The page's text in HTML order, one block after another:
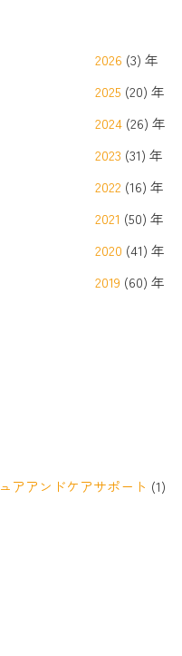
2026 (3) 年
2025 (20) 年
2024 (26) 年
2023 (31) 年
2022 (16) 年
2021 (50) 年
2020 (41) 年
2019 (60) 年
アアンドケアサポート (1)